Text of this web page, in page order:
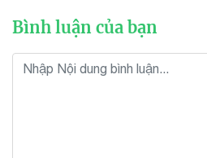
Bình luận của bạn